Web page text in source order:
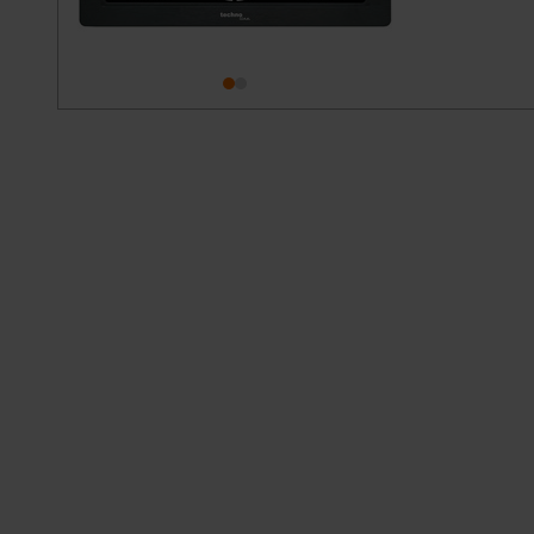
Für die USA besteht kein